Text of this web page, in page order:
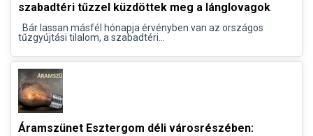
szabadtéri tűzzel küzdöttek meg a lánglovagok
Bár lassan másfél hónapja érvényben van az országos
tűzgyújtási tilalom, a szabadtéri...
Áramszünet Esztergom déli városrészében: